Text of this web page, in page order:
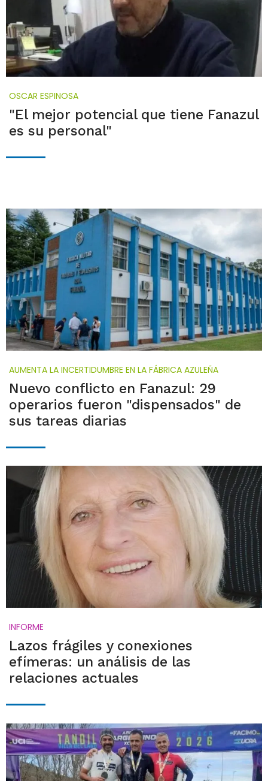
OSCAR ESPINOSA
"El mejor potencial que tiene Fanazul
es su personal"
AUMENTA LA INCERTIDUMBRE EN LA FÁBRICA AZULEÑA
Nuevo conflicto en Fanazul: 29
operarios fueron "dispensados" de
sus tareas diarias
INFORME
Lazos frágiles y conexiones
efímeras: un análisis de las
relaciones actuales